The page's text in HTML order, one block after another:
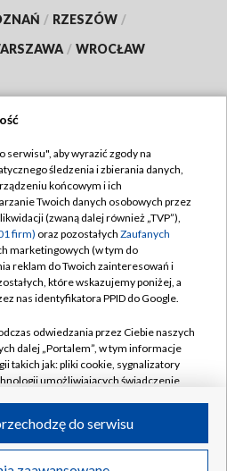
/ RZESZÓW /
/ WROCŁAW
TVP
TVP
prywatności
zgody
Pomoc
Kontakt
Kanały
Polska S.A. w likwidacji
serwisu", aby wyrazić zgody na
śledzenia i zbierania danych,
końcowym i ich
Twoich danych osobowych przez
(zwaną dalej również „TVP”),
firm) oraz pozostałych Zaufanych
marketingowych (w tym do
reklam do Twoich zainteresowań i
które wskazujemy poniżej, a
nas identyfikatora PPID do Google.
odwiedzania przez Ciebie naszych
dalej „Portalem”, w tym informacje
takich jak: pliki cookie, sygnalizatory
umożliwiających świadczenie
odwiedzania przez Ciebie
do serwisu